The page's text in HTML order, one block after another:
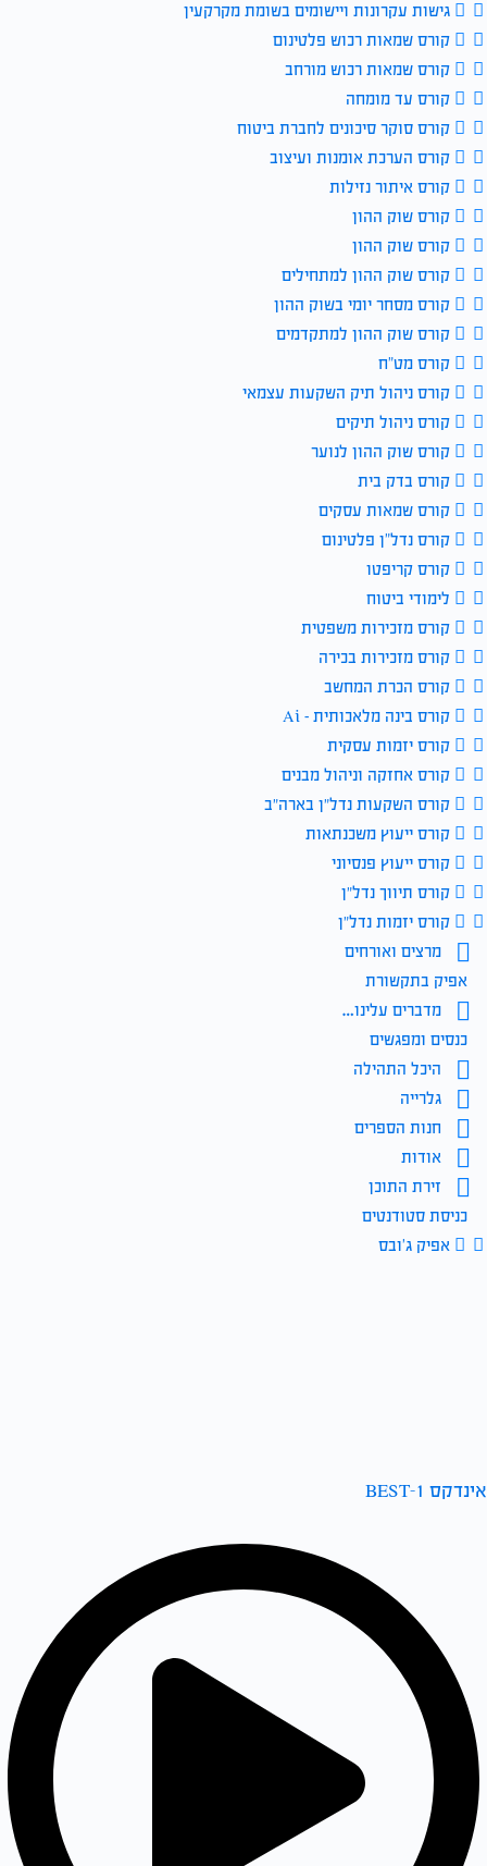
גישות עקרונות ויישומים בשומת מקרקעין
קורס שמאות רכוש פלטינום
קורס שמאות רכוש מורחב
קורס עד מומחה
קורס סוקר סיכונים לחברת ביטוח
קורס הערכת אומנות ועיצוב
קורס איתור נזילות
קורס שוק ההון
קורס שוק ההון
קורס שוק ההון למתחילים
קורס מסחר יומי בשוק ההון
קורס שוק ההון למתקדמים
קורס מט”ח
קורס ניהול תיק השקעות עצמאי
קורס ניהול תיקים
קורס שוק ההון לנוער
קורס בדק בית
קורס שמאות עסקים
קורס נדל”ן פלטינום
קורס קריפטו
לימודי ביטוח
קורס מזכירות משפטית
קורס מזכירות בכירה
קורס הכרת המחשב
קורס בינה מלאכותית – Ai
קורס יזמות עסקית
קורס אחזקה וניהול מבנים
קורס השקעות נדל״ן בארה״ב
קורס ייעוץ משכנתאות
קורס ייעוץ פנסיוני
קורס תיווך נדל״ן
קורס יזמות נדל״ן
מרצים ואורחים
אפיק בתקשורת
מדברים עלינו…
כנסים ומפגשים
היכל התהילה
גלרייה
חנות הספרים
אודות
זירת התוכן
כניסת סטודנטים
אפיק ג’ובס
אינדקס BEST-1